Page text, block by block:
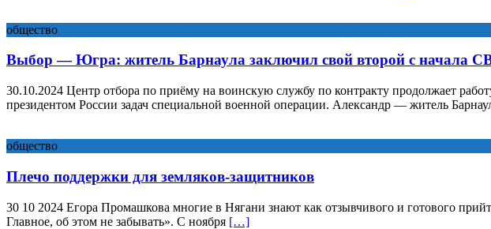
общество
Выбор — Югра: житель Барнаула заключил свой второй с начала
30.10.2024 Центр отбора по приёму на воинскую службу по контракту продолжает
президентом России задач специальной военной операции. Александр — житель
общество
Плечо поддержки для земляков-защитников
30 10 2024 Егора Промашкова многие в Нягани знают как отзывчивого и готового
Главное, об этом не забывать». С ноября […]